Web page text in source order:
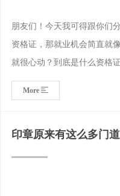
朋友们！今天我可得跟你们
资格证，那就业机会简直就
就很心动？到底是什么资格
More
印章原来有这么多门
的印章吗？